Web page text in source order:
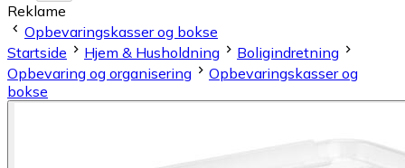
Reklame
Opbevaringskasser og bokse
Startside
Hjem & Husholdning
Boligindretning
Opbevaring og organisering
Opbevaringskasser og
bokse